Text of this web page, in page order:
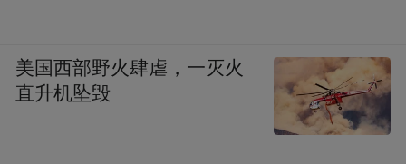
美国西部野火肆虐，一灭火
直升机坠毁